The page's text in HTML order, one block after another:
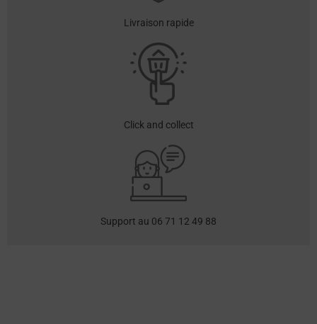
Livraison rapide
Click and collect
Support au 06 71 12 49 88